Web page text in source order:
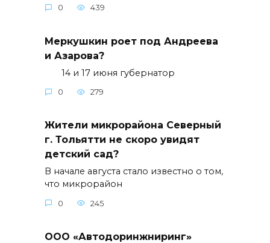
0 439
Меркушкин роет под Андреева
и Азарова?
14 и 17 июня губернатор
0 279
Жители микрорайона Северный
г. Тольятти не скоро увидят
детский сад?
В начале августа стало известно о том,
что микрорайон
0 245
ООО «Автодоринжниринг»